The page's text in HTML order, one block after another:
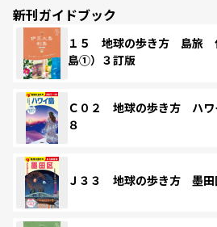
新刊ガイドブック
１５ 地球の歩き方 島旅
島①）３訂版
Ｃ０２ 地球の歩き方 ハワ
８
Ｊ３３ 地球の歩き方 墨田